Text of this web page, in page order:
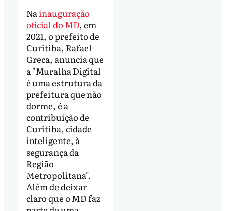
Nainauguração
oficial do MD, em
2021, o prefeito de
Curitiba, Rafael
Greca, anuncia que
a "Muralha Digital
é uma estrutura da
prefeitura que não
dorme, é a
contribuição de
Curitiba, cidade
inteligente, à
segurança da
Região
Metropolitana".
Além de deixar
claro que o MD faz